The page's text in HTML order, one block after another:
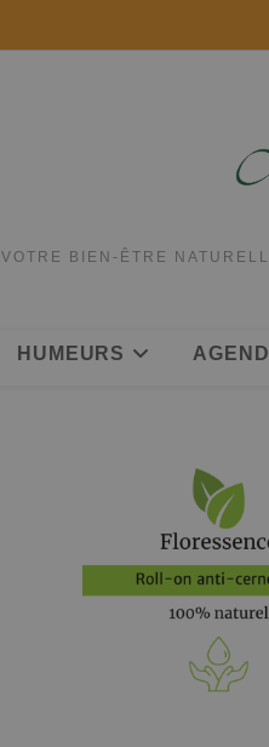
VOTRE BIEN-ÊTRE
HUMEURS